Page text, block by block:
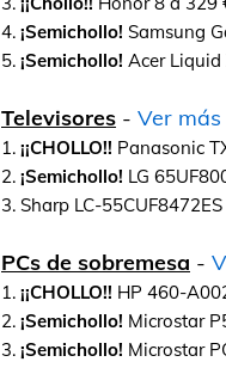
4. ¡Semichollo! Samsung
5. ¡Semichollo! Acer
Televisores - Ver
1. ¡¡CHOLLO!! Panasonic
2. ¡Semichollo! LG
3. Sharp LC-
PCs de sobremesa -
1. ¡¡CHOLLO!! HP 460-
2. ¡Semichollo! Microstar
3. ¡Semichollo! Microstar